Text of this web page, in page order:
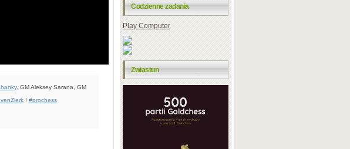
, GM Aleksey Sarana, GM
! #prochess
Codzienne zadania
Play Computer
Zwiastun